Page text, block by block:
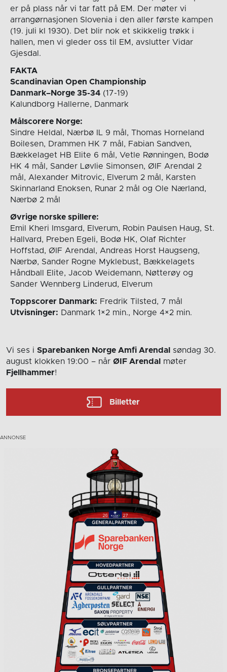
er på plass når vi tar fatt på EM. Der møter vi
arrangørnasjonen Slovenia i den aller første kampen
(19. juli kl 1930). Det blir nok et skikkelig trøkk i
hallen, men vi gleder oss til EM, avslutter Vidar
Gjesdal.
FAKTA
Scandinavian Open Championship
Danmark–Norge 35-34(17-19)
Kalundborg Hallerne, Danmark
Målscorere Norge:
Sindre Heldal, Nærbø IL 9 mål, Thomas Horneland
Boilesen, Drammen HK 7 mål, Fabian Sandven,
Bækkelaget HB Elite 6 mål, Vetle Rønningen, Bodø
HK 4 mål, Sander Løvlie Simonsen, ØIF Arendal 2
mål, Alexander Mitrovic, Elverum 2 mål, Karsten
Skinnarland Enoksen, Runar 2 mål og Ole Nærland,
Nærbø 2 mål
Øvrige norske spillere:
Emil Kheri Imsgard, Elverum, Robin Paulsen Haug, St.
Hallvard, Preben Egeli, Bodø HK, Olaf Richter
Hoffstad, ØIF Arendal, Andreas Horst Haugseng,
Nærbø, Sander Rogne Myklebust, Bækkelagets
Håndball Elite, Jacob Weidemann, Nøtterøy og
Sander Wennberg Linderud, Elverum
Toppscorer Danmark: Fredrik Tilsted, 7 mål
Utvisninger: Danmark 1×2 min., Norge 4×2 min.
Vi ses i Sparebanken Norge Amfi Arendal
søndag 30.
august klokken 19:00 – når ØIF Arendal
møter
Fjellhammer!
Billetter